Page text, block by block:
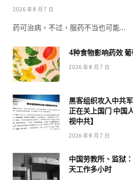
2026 年 8 月 7 日
药可治病，不过，服药不当也可能…
4种食物影响药效
2026 年 8 月 7 日
黑客组织攻入中共
正在关上国门 中国
视中共】
2026 年 8 月 7 日
中国劳教所、监狱
天工作多小时